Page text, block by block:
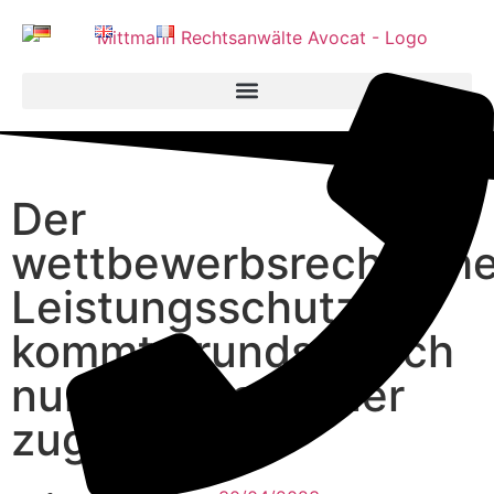
Der
Leistungsschutz
kommt grundsätzlich
nur dem Hersteller
zugute